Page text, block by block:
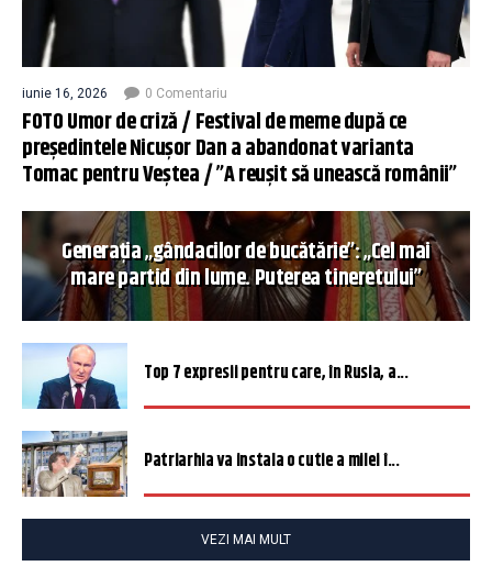
iunie 16, 2026 0 Comentariu
FOTO Umor de criză / Festival de meme după ce
președintele Nicușor Dan a abandonat varianta
Tomac pentru Veștea / ”A reușit să unească românii”
Generația „gândacilor de bucătărie”: „Cel mai
mare partid din lume. Puterea tineretului”
Top 7 expresii pentru care, în Rusia, a...
Patriarhia va instala o cutie a milei î...
VEZI MAI MULT